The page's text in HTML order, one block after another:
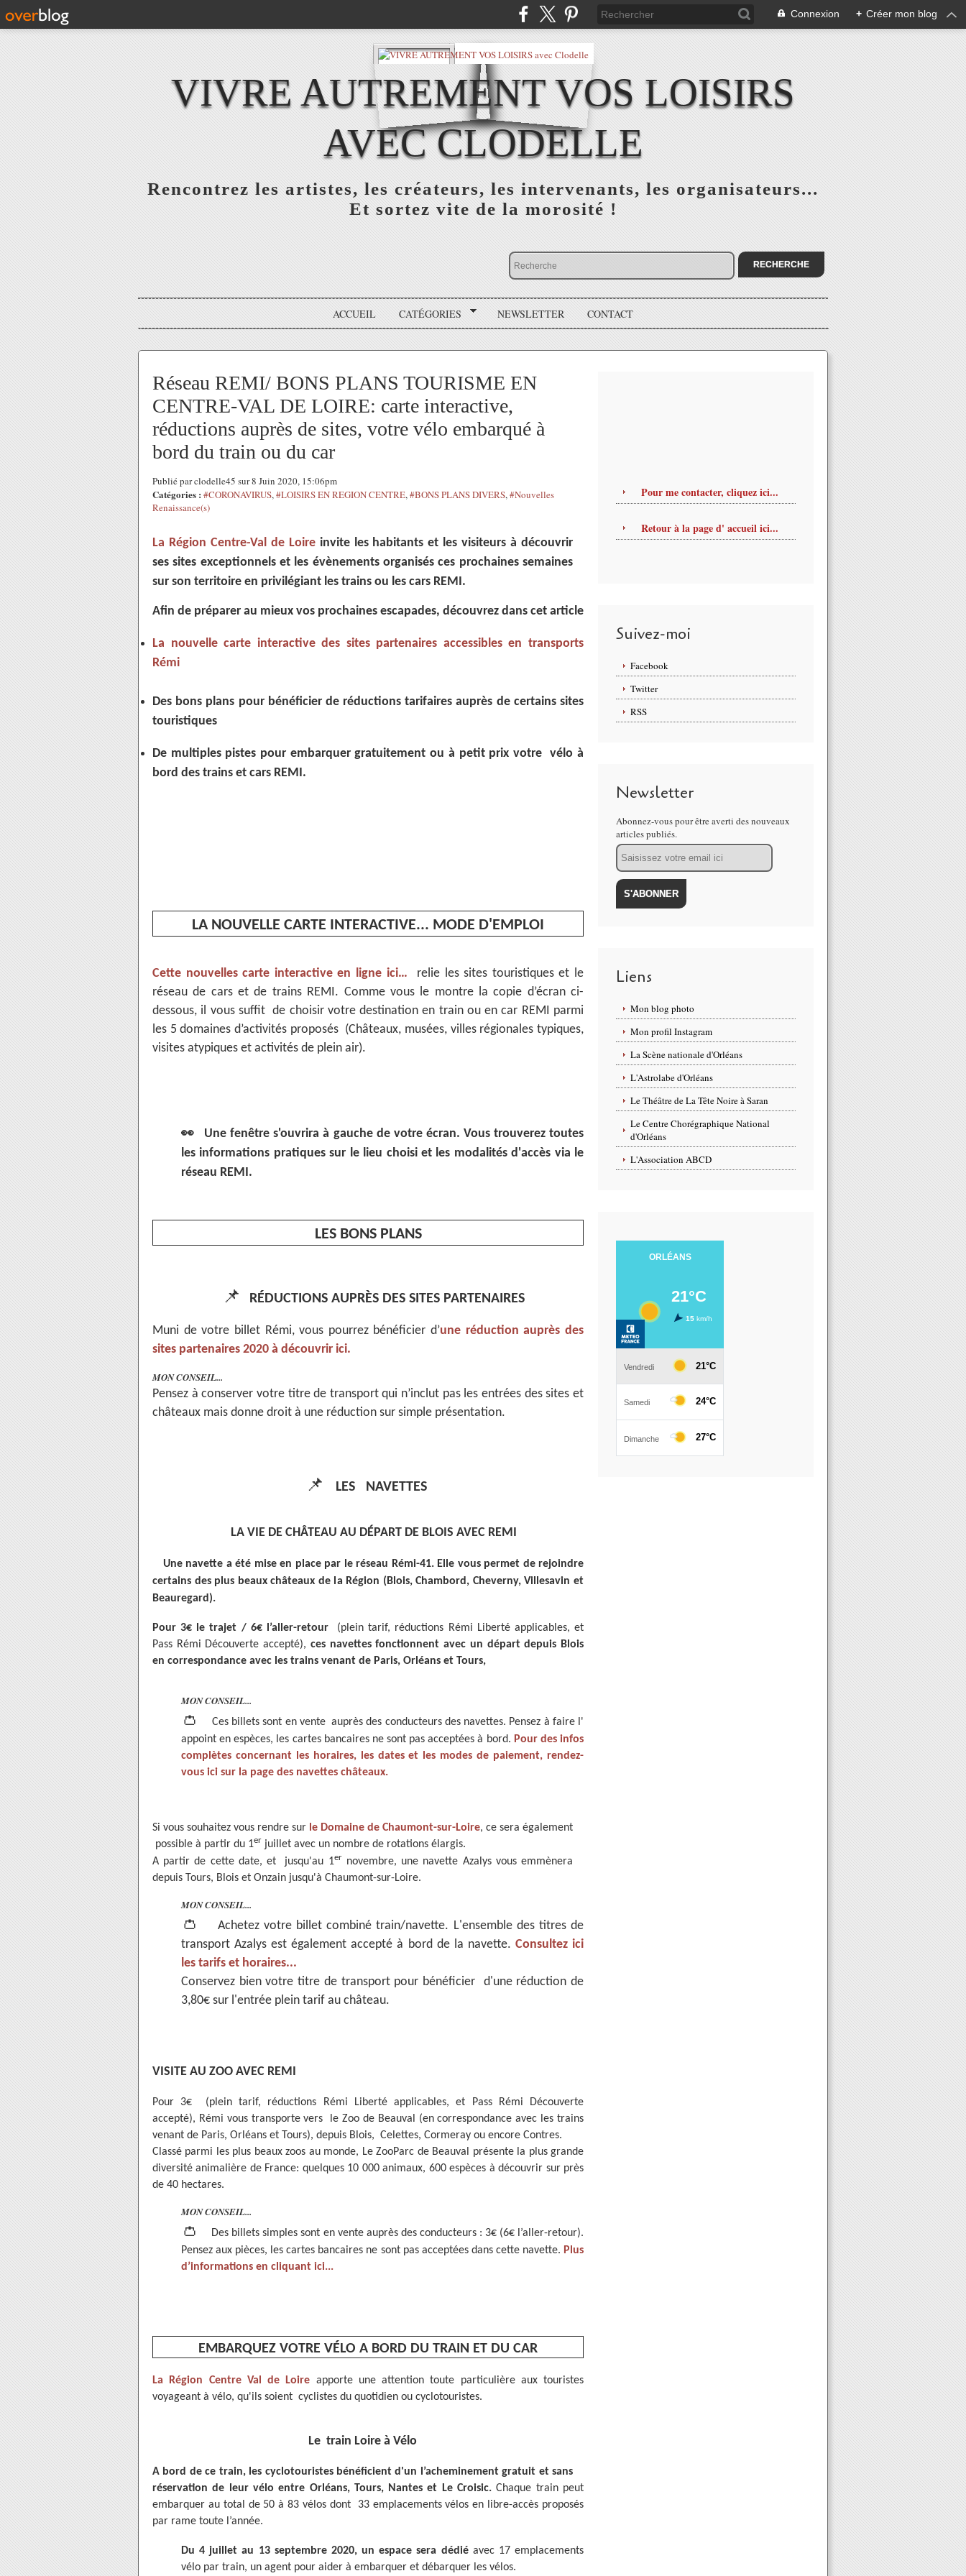
Connexion + Créer mon blog
VIVRE AUTREMENT VOS LOISIRS
AVEC CLODELLE
Rencontrez les artistes, les créateurs, les intervenants, les organisateurs...
Et sortez vite de la morosité !
ACCUEIL CATÉGORIES NEWSLETTER CONTACT
Réseau REMI/ BONS PLANS TOURISME EN
CENTRE-VAL DE LOIRE: carte interactive,
réductions auprès de sites, votre vélo embarqué à
bord du train ou du car
Publié par clodelle45 sur 8 Juin 2020, 15:06pm
Catégories : #CORONAVIRUS,#LOISIRS EN REGION CENTRE,#BONS PLANS DIVERS,#Nouvelles
Renaissance(s)
La Région Centre-Val de Loireinvite les habitants et les visiteurs à découvrir
ses sites exceptionnels et les évènements organisés ces prochaines semaines
sur son territoire en privilégiant les trains ou les cars REMI.
Afin de préparer au mieux vos prochaines escapades, découvrez dans cet article
La nouvelle carte interactive des sites partenaires accessibles en transports
Rémi
Des bons plans pour bénéficier de réductions tarifaires auprès de certains sites
touristiques
De multiples pistes pour embarquer gratuitement ou à petit prix votre vélo à
bord des trains et cars REMI.
LA NOUVELLE CARTE INTERACTIVE... MODE D'EMPLOI
Cette nouvelles carte interactive en ligne ici… relie les sites touristiques et le
réseau de cars et de trains REMI. Comme vous le montre la copie d’écran ci-
dessous, il vous suffit de choisir votre destination en train ou en car REMI parmi
les 5 domaines d’activités proposés (Châteaux, musées, villes régionales typiques,
visites atypiques et activités de plein air).
👀
Une fenêtre s'ouvrira à gauche de votre écran. Vous trouverez toutes
les informations pratiques sur le lieu choisi et les modalités d'accès via le
réseau REMI.
LES BONS PLANS
📌 RÉDUCTIONS AUPRÈS DES SITES PARTENAIRES
Muni de votre billet Rémi, vous pourrez bénéficier d’une réduction auprès des
sites partenaires 2020 à découvrir ici.
MON CONSEIL...
Pensez à conserver votre titre de transport qui n’inclut pas les entrées des sites et
châteaux mais donne droit à une réduction sur simple présentation.
📌 LES NAVETTES
LA VIE DE CHÂTEAU AU DÉPART DE BLOIS AVEC REMI
Une navette a été mise en place par le réseau Rémi-41. Elle vous permet de rejoindre
certains des plus beaux châteaux de la Région (Blois, Chambord, Cheverny, Villesavin et
Beauregard).
Pour 3€ le trajet / 6€ l’aller-retour
(plein tarif, réductions Rémi Liberté applicables, et
Pass Rémi Découverte accepté), ces navettes fonctionnent avec un départ depuis Blois
en correspondance avec les trains venant de Paris, Orléans et Tours,
MON CONSEIL...
👛
Ces billets sont en vente auprès des conducteurs des navettes. Pensez à faire l'
appoint en espèces, les cartes bancaires ne sont pas acceptées à bord. Pour des infos
complètes concernant les horaires, les dates et les modes de paiement, rendez-
vous ici sur la page des navettes châteaux.
Si vous souhaitez vous rendre sur le Domaine de Chaumont-sur-Loire, ce sera également
possible à partir du 1er juillet avec un nombre de rotations élargis.
A partir de cette date, et jusqu'au 1er novembre, une navette Azalys vous emmènera
depuis Tours, Blois et Onzain jusqu'à Chaumont-sur-Loire.
MON CONSEIL...
👛
Achetez votre billet combiné train/navette. L'ensemble des titres de
transport Azalys est également accepté à bord de la navette. Consultez ici
les tarifs et horaires...
Conservez bien votre titre de transport pour bénéficier d'une réduction de
3,80€ sur l'entrée plein tarif au château.
VISITE AU ZOO AVEC REMI
Pour 3€ (plein tarif, réductions Rémi Liberté applicables, et Pass Rémi Découverte
accepté), Rémi vous transporte vers le Zoo de Beauval (en correspondance avec les trains
venant de Paris, Orléans et Tours), depuis Blois, Celettes, Cormeray ou encore Contres.
Classé parmi les plus beaux zoos au monde, Le ZooParc de Beauval présente la plus grande
diversité animalière de France: quelques 10 000 animaux, 600 espèces à découvrir sur près
de 40 hectares.
MON CONSEIL...
👛
Des billets simples sont en vente auprès des conducteurs : 3€ (6€ l’aller-retour).
Pensez aux pièces, les cartes bancaires ne sont pas acceptées dans cette navette. Plus
d’informations en cliquant ici...
EMBARQUEZ VOTRE VÉLO A BORD DU TRAIN ET DU CAR
La Région Centre Val de Loire apporte une attention toute particulière aux touristes
voyageant à vélo, qu'ils soient cyclistes du quotidien ou cyclotouristes.
Le train Loire à Vélo
A bord de ce train, les cyclotouristes bénéficient d'un l’acheminement gratuit et sans
réservation de leur vélo entre Orléans, Tours, Nantes et Le Croisic. Chaque train peut
embarquer au total de 50 à 83 vélos dont 33 emplacements vélos en libre-accès proposés
par rame toute l’année.
Du 4 juillet au 13 septembre 2020, un espace sera dédiéavec 17 emplacements
vélo par train, un agent pour aider à embarquer et débarquer les vélos.
Pour me contacter, cliquez ici...
Retour à la page d' accueil ici...
Suivez-moi
Facebook
Twitter
RSS
Newsletter
Abonnez-vous pour être averti des nouveaux
articles publiés.
Email
Liens
Mon blog photo
Mon profil Instagram
La Scène nationale d'Orléans
L'Astrolabe d'Orléans
Le Théâtre de La Tête Noire à Saran
Le Centre Chorégraphique National
d'Orléans
L'Association ABCD